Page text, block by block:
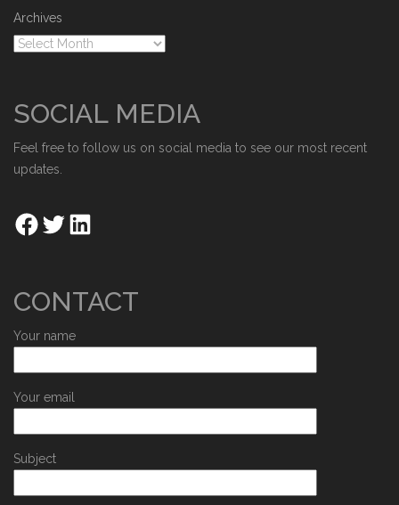
Archives
SOCIAL MEDIA
Feel free to follow us on social media to see our most recent
updates.
CONTACT
Your name
Your email
Subject